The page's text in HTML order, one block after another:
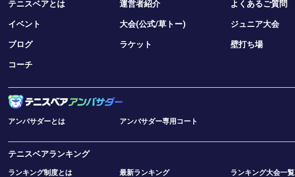
テニスベアとは 運営者紹介 よくあるご質問
イベント 大会(公式/草トー) ジュニア大会
ブログ ラケット 壁打ち場
コーチ
アンバサダーとは アンバサダー専用コート
テニスベアランキング
ランキング制度とは 最新ランキング ランキング大会一覧